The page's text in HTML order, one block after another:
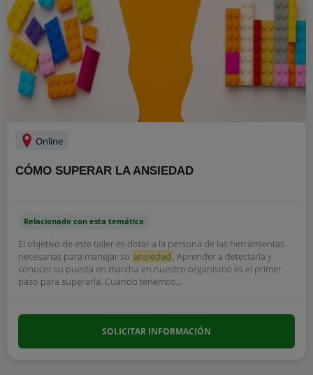
Online
CÓMO SUPERAR LA ANSIEDAD
Relacionado con esta temática
El objetivo de este taller es dotar a la persona de las herramientas
necesarias para manejar su ansiedad . Aprender a detectarla y
conocer su puesta en marcha en nuestro organismo es el primer
paso para superarla. Cuando tenemos...
SOLICITAR INFORMACIÓN